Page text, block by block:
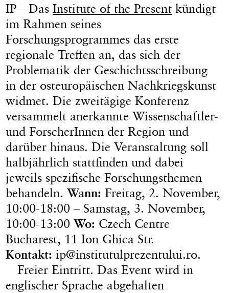
IP—DasInstitute of the Present kündigt
im Rahmen seines
Forschungsprogrammes das erste
regionale Treffen an, das sich der
Problematik der Geschichtsschreibung
in der osteuropäischen Nachkriegskunst
widmet. Die zweitägige Konferenz
versammelt anerkannte Wissenschaftler-
und ForscherInnen der Region und
darüber hinaus. Die Veranstaltung soll
halbjährlich stattfinden und dabei
jeweils spezifische Forschungsthemen
behandeln.Wann: Freitag, 2. November,
10:00-18:00 – Samstag, 3. November,
10:00-13:00Wo: Czech Centre
Bucharest, 11 Ion Ghica Str.
Kontakt: ip@institutulprezentului.ro.
Freier Eintritt. Das Event wird in
englischer Sprache abgehalten